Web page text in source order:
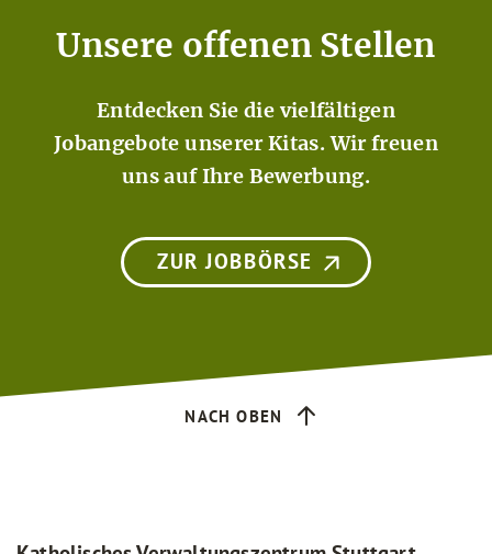
Unsere offenen Stellen
Entdecken Sie die vielfältigen
Jobangebote unserer Kitas. Wir freuen
uns auf Ihre Bewerbung.
ZUR JOBBÖRSE
NACH OBEN